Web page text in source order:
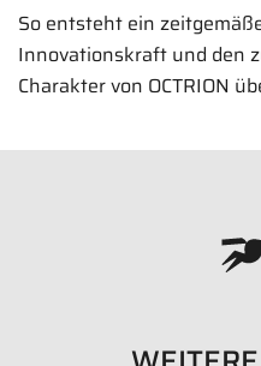
So entsteht ein
Innovationskraft und den
Charakter von OCTRION